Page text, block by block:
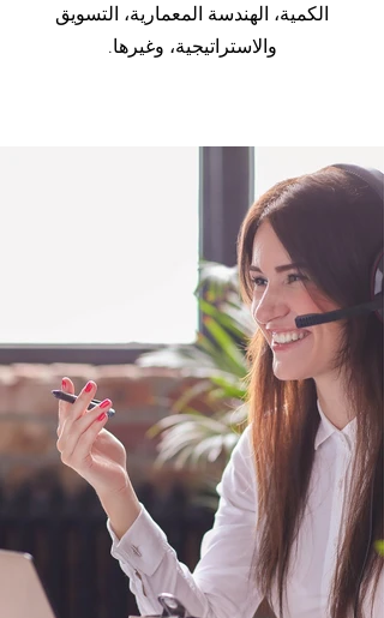
الكمية، الهندسة المعمارية، التسويق
والاستراتيجية، وغيرها.